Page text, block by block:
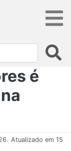
é
Atualizado em 15